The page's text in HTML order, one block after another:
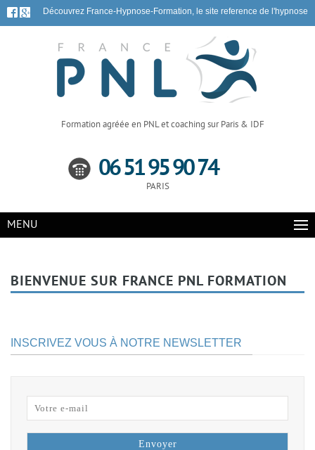
Découvrez France-Hypnose-Formation, le site reference de l'hypnose
Formation agréée en PNL et coaching sur Paris & IDF
06 51 95 90 74
PARIS
MENU
BIENVENUE SUR FRANCE PNL FORMATION
INSCRIVEZ VOUS À NOTRE NEWSLETTER